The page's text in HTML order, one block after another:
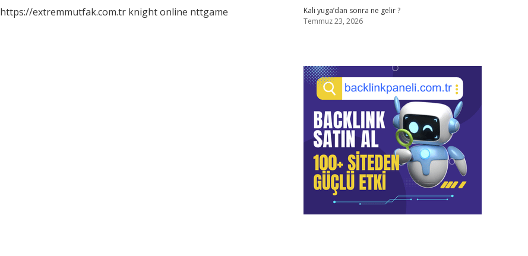
https://extremmutfak.com.tr knight online nttgame
Kali yuga’dan sonra ne gelir ?
Temmuz 23, 2026